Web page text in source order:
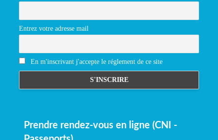
Entrez votre adresse mail
En m'inscrivant j'accepte le réglement de ce site
Prendre rendez-vous en ligne (CNI -